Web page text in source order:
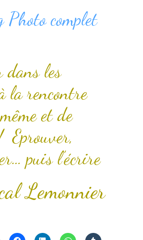
Photo complet
dans les
la rencontre
et de
Eprouver,
puis l’écrire
Lemonnier